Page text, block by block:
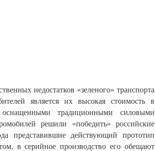
недостатков «зеленого» транспорта
является их высокая стоимость в
традиционными силовыми
решили «победить» российские
представившие действующий прототип
в серийное производство его обещают